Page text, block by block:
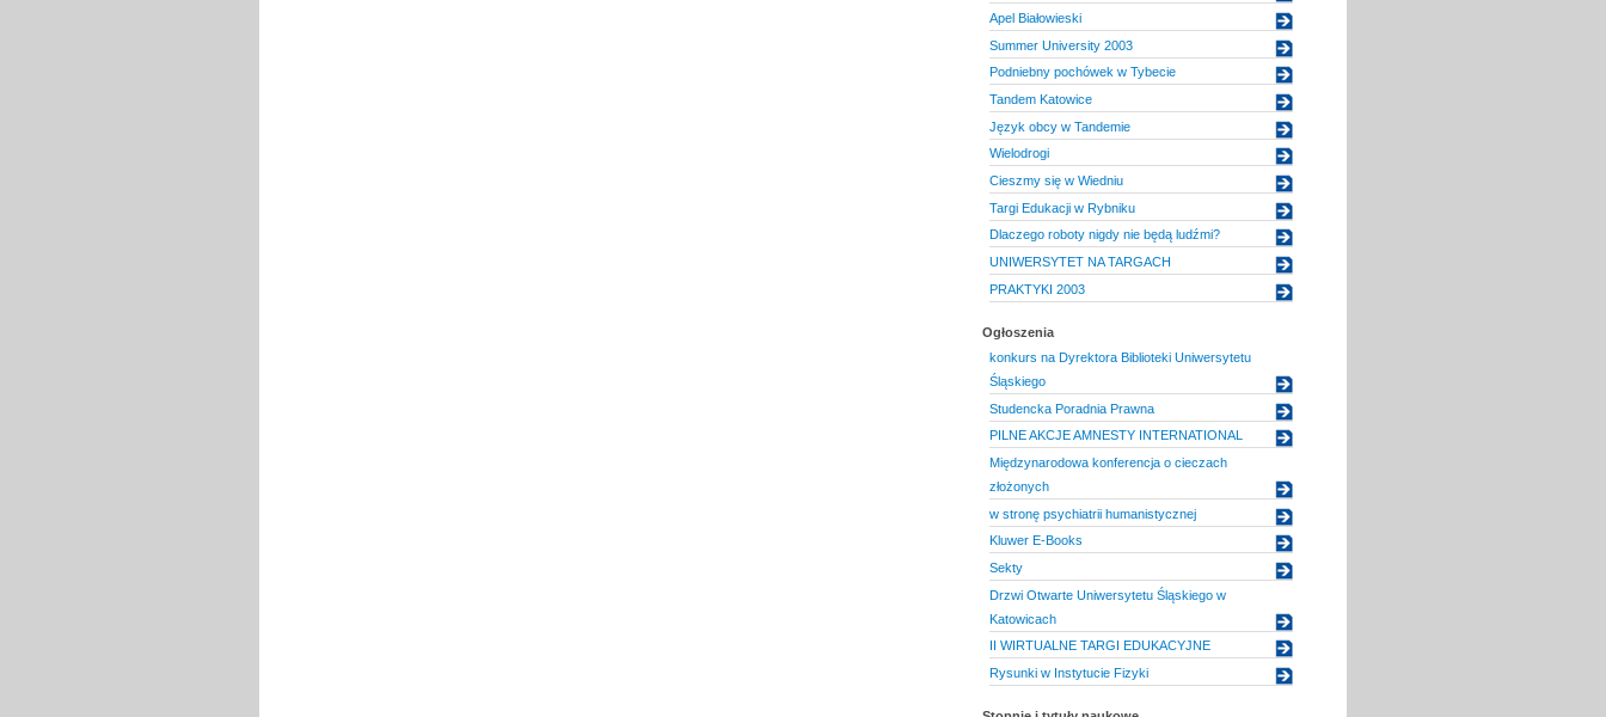
Apel Białowieski
Summer University 2003
Podniebny pochówek w Tybecie
Tandem Katowice
Język obcy w Tandemie
Wielodrogi
Cieszmy się w Wiedniu
Targi Edukacji w Rybniku
Dlaczego roboty nigdy nie będą ludźmi?
UNIWERSYTET NA TARGACH
PRAKTYKI 2003
Ogłoszenia
konkurs na Dyrektora Biblioteki Uniwersytetu
Śląskiego
Studencka Poradnia Prawna
PILNE AKCJE AMNESTY INTERNATIONAL
Międzynarodowa konferencja o cieczach
złożonych
w stronę psychiatrii humanistycznej
Kluwer E-Books
Sekty
Drzwi Otwarte Uniwersytetu Śląskiego w
Katowicach
II WIRTUALNE TARGI EDUKACYJNE
Rysunki w Instytucie Fizyki